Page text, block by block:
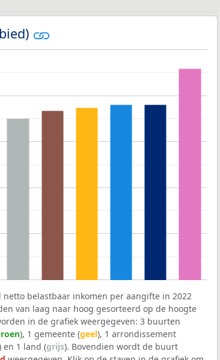
belastbaar inkomen per aangifte in 2022
van laag naar hoog gesorteerd op de hoogte
in de grafiek weergegeven: 3 buurten
), 1 gemeente (geel), 1 arrondissement
en 1 land (grijs). Bovendien wordt de buurt